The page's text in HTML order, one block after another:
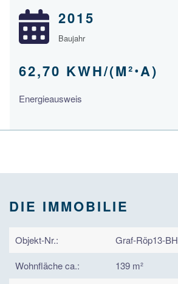
2015
Baujahr
62,70 KWH/(M²ꞏA)
Energieausweis
DIE IMMOBILIE
Objekt-Nr.:
Graf-Röp13-BH
Wohnfläche ca.:
139 m²